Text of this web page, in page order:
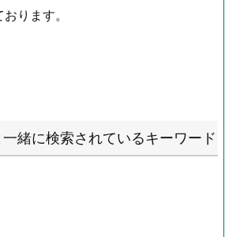
ります。
一緒に検索されているキーワード